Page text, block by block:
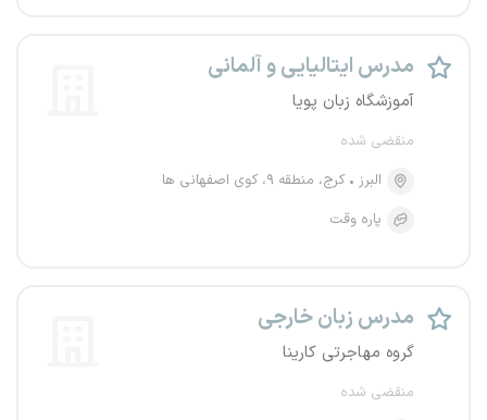
مدرس ایتالیایی و آلمانی
آموزشگاه زبان پویا
منقضی شده
البرز
کرج، منطقه ۹، کوی اصفهانی ها
پاره وقت
مدرس زبان خارجی
گروه مهاجرتی کارینا
منقضی شده